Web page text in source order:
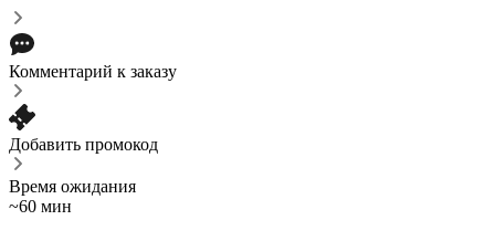
Комментарий к заказу
Добавить промокод
Время ожидания
~60 мин